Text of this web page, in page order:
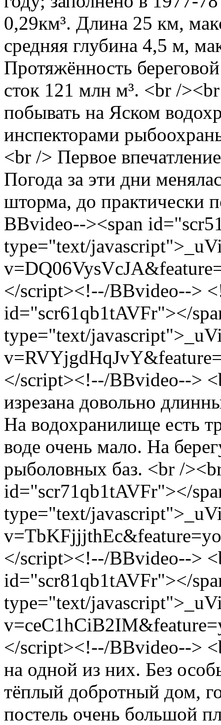
0,29км³. Длина 25 км,
средняя глубина 4,5 м,
Протяжённость
сток 121 млн м³. <br /
побывать на Яском
инспекторами
<br /> Первое
Погода за эти дни
шторма, до практически
BBvideo--><span
type="text/
</script><!--/BBvideo-->
id="scr61qb1tAVFr"></
type="text/
</script><!--/BBvideo-->
изрезана довольно
На водохранилище есть
воде очень мало. На
рыболовных баз. <br /
id="scr71qb1tAVFr"></
type="text/
</script><!--/BBvideo-->
id="scr81qb1tAVFr"></
type="text/
</script><!--/BBvideo-->
на одной из них. Без
тёплый добротный дом,
постель очень большой